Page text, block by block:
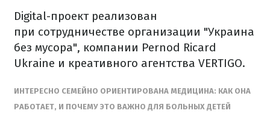
Digital-проект реализован
при сотрудничестве организации "Украина
без мусора", компании Pernod Ricard
Ukraine и креативного агентства VERTIGO.
ИНТЕРЕСНО СЕМЕЙНО ОРИЕНТИРОВАНА МЕДИЦИНА: КАК ОНА
РАБОТАЕТ, И ПОЧЕМУ ЭТО ВАЖНО ДЛЯ БОЛЬНЫХ ДЕТЕЙ